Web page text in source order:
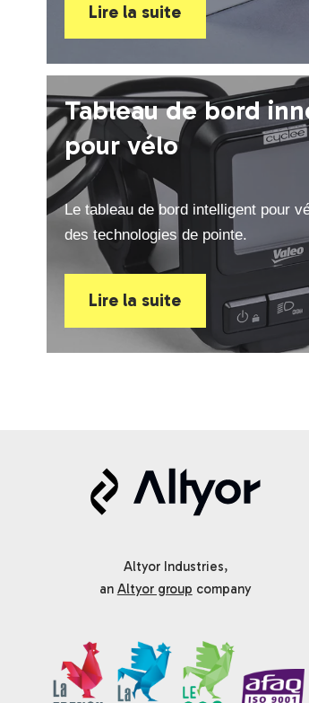
Lire la suite
Tableau de bord
pour vélo
Le tableau de bord intelligent pour
des technologies de pointe.
Lire la suite
Altyor Industries,
an Altyor group company